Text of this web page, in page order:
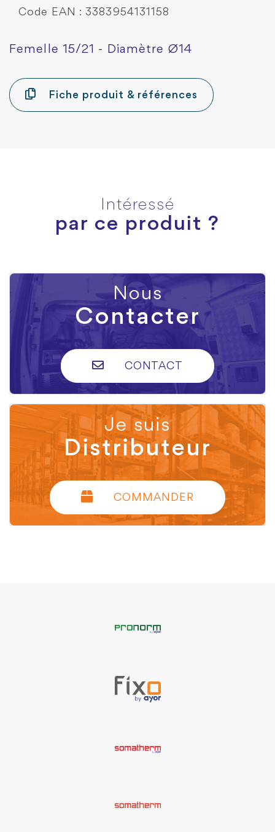
Code EAN : 3383954131158
Femelle 15/21 - Diamètre Ø14
Fiche produit & références
Intéressé
par ce produit ?
Nous
Contacter
CONTACT
Je suis
Distributeur
COMMANDER